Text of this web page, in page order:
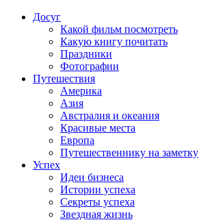
Досуг
Какой фильм посмотреть
Какую книгу почитать
Праздники
Фотографии
Путешествия
Америка
Азия
Австралия и океания
Красивые места
Европа
Путешественнику на заметку
Успех
Идеи бизнеса
Истории успеха
Секреты успеха
Звездная жизнь